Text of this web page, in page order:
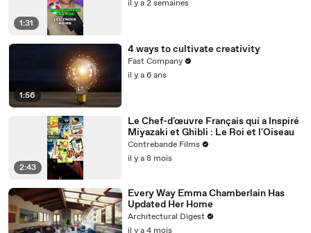
1:31
il y a 2 semaines
1:56
4 ways to cultivate creativity
Fast Company
il y a 6 ans
2:43
Le Chef-d'œuvre Français qui a Inspiré
Miyazaki et Ghibli : Le Roi et l'Oiseau
Contrebande Films
il y a 8 mois
Every Way Emma Chamberlain Has
Updated Her Home
Architectural Digest